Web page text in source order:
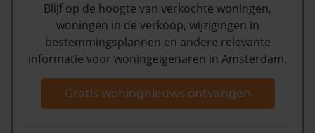
Blijf op de hoogte van verkochte woningen,
woningen in de verkoop, wijzigingen in
bestemmingsplannen en andere relevante
informatie voor woningeigenaren in Amsterdam.
Gratis woningnieuws ontvangen